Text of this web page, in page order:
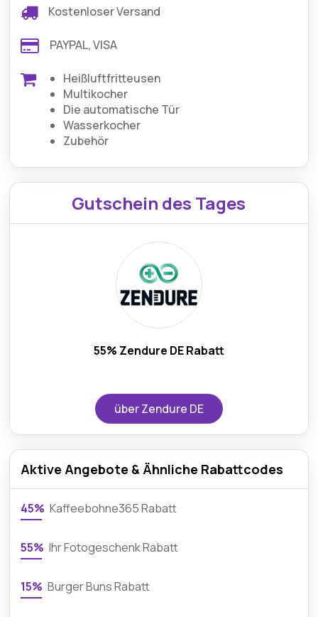
Kostenloser Versand
PAYPAL, VISA
Heißluftfritteusen
Multikocher
Die automatische Tür
Wasserkocher
Zubehör
Gutschein des Tages
55% Zendure DE Rabatt
über Zendure DE
Aktive Angebote & Ähnliche Rabattcodes
45% Kaffeebohne365 Rabatt
55% Ihr Fotogeschenk Rabatt
15% Burger Buns Rabatt